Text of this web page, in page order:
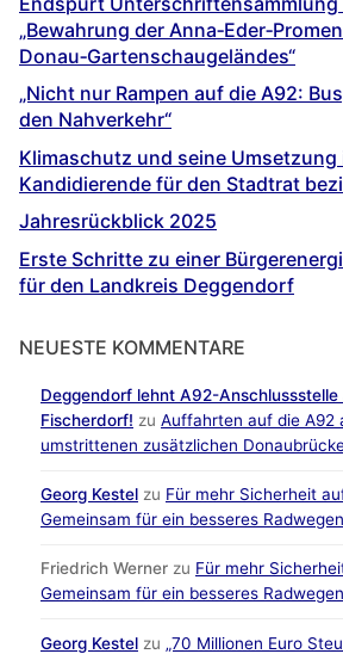
„Bewahrung der
Donau‐Gartenschaugeländes“
„Nicht nur Rampen auf die A92:
den Nahverkehr“
Klimaschutz und seine
Kandidierende für den Stadtrat
Jahresrückblick 2025
Erste Schritte zu einer
für den Landkreis Deggendorf
NEUESTE KOMMENTARE
Deggendorf lehnt A92-Anschlussstelle
Fischerdorf! zu Auffahrten auf die A92
umstrittenen zusätzlichen
Georg Kestel zu Für mehr Sicherheit
Gemeinsam für ein besseres
Friedrich Werner zu Für mehr
Gemeinsam für ein besseres
Georg Kestel zu „70 Millionen Euro